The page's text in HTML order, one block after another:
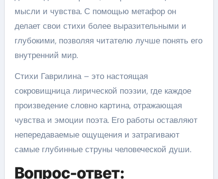
мысли и чувства. С помощью метафор он
делает свои стихи более выразительными и
глубокими, позволяя читателю лучше понять его
внутренний мир.
Стихи Гаврилина – это настоящая
сокровищница лирической поэзии, где каждое
произведение словно картина, отражающая
чувства и эмоции поэта. Его работы оставляют
непередаваемые ощущения и затрагивают
самые глубинные струны человеческой души.
Вопрос-ответ: